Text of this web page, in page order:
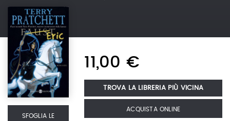
SFOGLIA LE
11,00 €
TROVA LA LIBRERIA PIÙ VICINA
ACQUISTA ONLINE